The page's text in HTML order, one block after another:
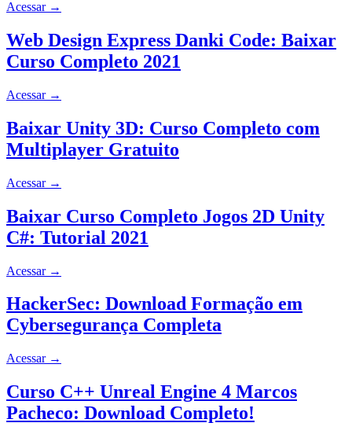
Acessar →
Web Design Express Danki Code: Baixar
Curso Completo 2021
Acessar →
Baixar Unity 3D: Curso Completo com
Multiplayer Gratuito
Acessar →
Baixar Curso Completo Jogos 2D Unity
C#: Tutorial 2021
Acessar →
HackerSec: Download Formação em
Cybersegurança Completa
Acessar →
Curso C++ Unreal Engine 4 Marcos
Pacheco: Download Completo!